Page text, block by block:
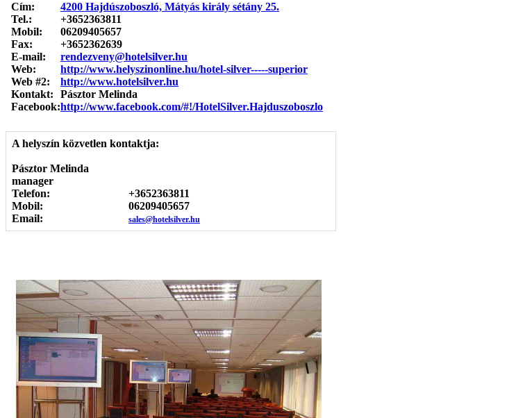
Cím:
4200 Hajdúszoboszló, Mátyás király sétány 25.
Tel.:
+3652363811
Mobil:
06209405657
Fax:
+3652362639
E-mail:
rendezveny@hotelsilver.hu
Web:
http://www.helyszinonline.hu/hotel-silver-----superior
Web #2:
http://www.hotelsilver.hu
Kontakt:
Pásztor Melinda
Facebook:http://www.facebook.com/#!/HotelSilver.Hajduszoboszlo
A helyszín közvetlen kontaktja:
Pásztor Melinda
manager
Telefon:
+3652363811
Mobil:
06209405657
Email:
sales@hotelsilver.hu